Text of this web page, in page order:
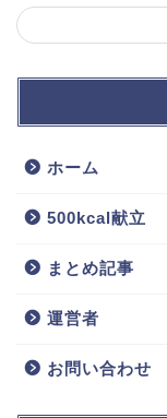
ホーム
500kcal献立
まとめ記事
運営者
お問い合わせ